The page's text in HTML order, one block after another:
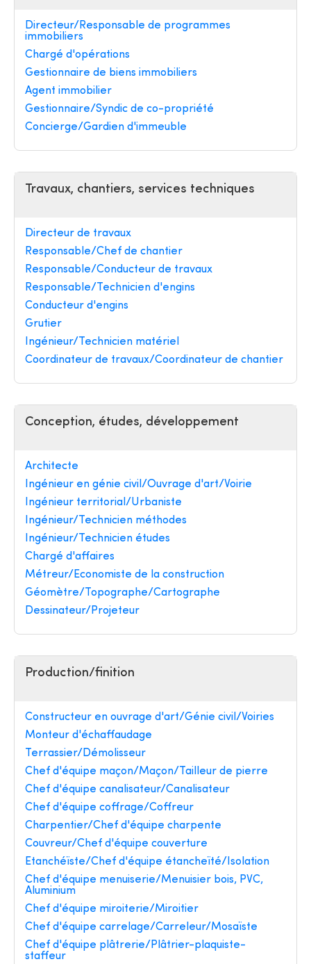
Directeur/Responsable de programmes
immobiliers
Chargé d'opérations
Gestionnaire de biens immobiliers
Agent immobilier
Gestionnaire/Syndic de co-propriété
Concierge/Gardien d'immeuble
Travaux, chantiers, services techniques
Directeur de travaux
Responsable/Chef de chantier
Responsable/Conducteur de travaux
Responsable/Technicien d'engins
Conducteur d'engins
Grutier
Ingénieur/Technicien matériel
Coordinateur de travaux/Coordinateur de chantier
Conception, études, développement
Architecte
Ingénieur en génie civil/Ouvrage d'art/Voirie
Ingénieur territorial/Urbaniste
Ingénieur/Technicien méthodes
Ingénieur/Technicien études
Chargé d'affaires
Métreur/Economiste de la construction
Géomètre/Topographe/Cartographe
Dessinateur/Projeteur
Production/finition
Constructeur en ouvrage d'art/Génie civil/Voiries
Monteur d'échaffaudage
Terrassier/Démolisseur
Chef d'équipe maçon/Maçon/Tailleur de pierre
Chef d'équipe canalisateur/Canalisateur
Chef d'équipe coffrage/Coffreur
Charpentier/Chef d'équipe charpente
Couvreur/Chef d'équipe couverture
Etanchéïste/Chef d'équipe étancheïté/Isolation
Chef d'équipe menuiserie/Menuisier bois, PVC,
Aluminium
Chef d'équipe miroiterie/Miroitier
Chef d'équipe carrelage/Carreleur/Mosaïste
Chef d'équipe plâtrerie/Plâtrier-plaquiste-
staffeur